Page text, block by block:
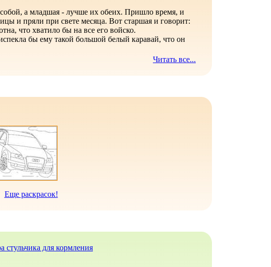
а младшая - лучше их обеих. Пришло время, и
и пряли при свете месяца. Вот старшая и говорит:
что хватило бы на все его войско.
бы ему такой большой белый каравай, что он
Читать все...
Еще раскрасок!
для кормления